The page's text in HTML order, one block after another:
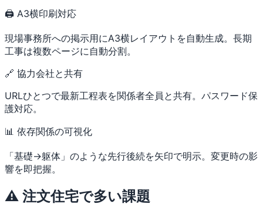
🖨 A3横印刷対応
現場事務所への掲示用にA3横レイアウトを自動生成。長期
工事は複数ページに自動分割。
🔗 協力会社と共有
URLひとつで最新工程表を関係者全員と共有。パスワード保
護対応。
📊 依存関係の可視化
「基礎→躯体」のような先行後続を矢印で明示。変更時の影
響を即把握。
⚠️ 注文住宅で多い課題